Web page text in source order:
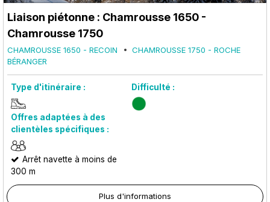
Liaison piétonne : Chamrousse 1650 -
Chamrousse 1750
CHAMROUSSE 1650 - RECOIN
CHAMROUSSE 1750 - ROCHE
BÉRANGER
Type d'itinéraire : Difficulté :
Offres adaptées à des
clientèles spécifiques :
Arrêt navette à moins de
300 m
Plus d'informations